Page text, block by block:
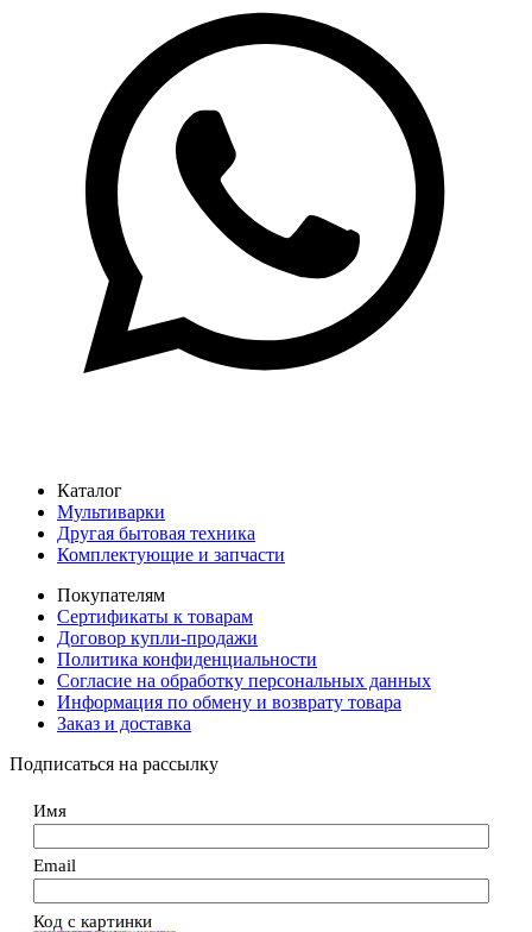
Каталог
Мультиварки
Другая бытовая техника
Комплектующие и запчасти
Покупателям
Сертификаты к товарам
Договор купли-продажи
Политика конфиденциальности
Согласие на обработку персональных данных
Информация по обмену и возврату товара
Заказ и доставка
Подписаться на рассылку
Имя
Email
Код с картинки